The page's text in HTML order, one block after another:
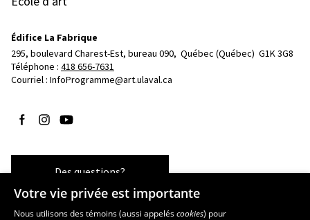
Édifice La Fabrique
295, boulevard Charest-Est, bureau 090, Québec (Québec)  G1K 3G8
Téléphone : 418 656-7631
Courriel : InfoProgramme@art.ulaval.ca
Suivez-nous sur Facebook
Suivez-nous sur Instagram
Suivez-nous sur YouTube
Des questions?
Votre vie privée est importante
Nous utilisons des témoins (aussi appeléscookies) pour